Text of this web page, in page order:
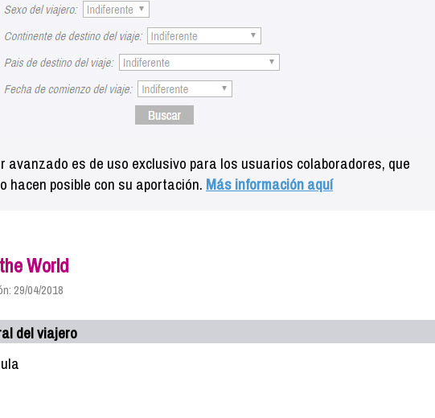
avanzado es de uso exclusivo para los usuarios colaboradores, que
hacen posible con su aportación. Más información aquí
World
29/04/2018
del viajero